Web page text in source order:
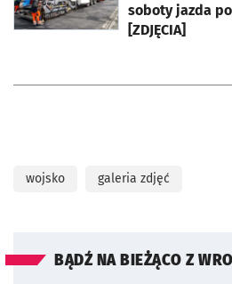
soboty jazda
[ZDJĘCIA]
wojsko galeria zdjęć
BĄDŹ NA BIEŻĄCO Z